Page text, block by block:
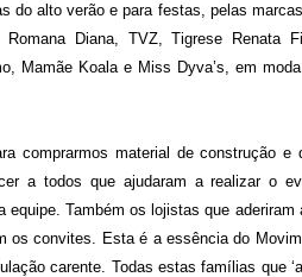
do alto verão e para festas, pelas
Diana, TVZ, Tigrese Renata
Mamãe Koala e Miss Dyva’s, em
comprarmos material de construção e
a todos que ajudaram a realizar o
Também os lojistas que aderiram
os convites. Esta é a essência do
carente. Todas estas famílias que